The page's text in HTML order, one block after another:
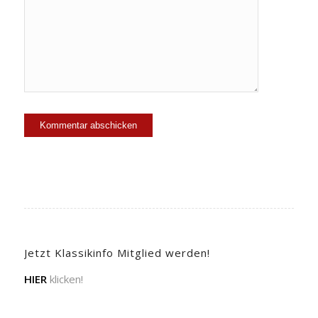
Jetzt Klassikinfo Mitglied werden!
HIER klicken!